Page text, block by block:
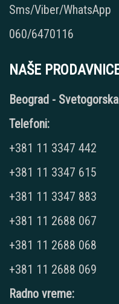
Sms/Viber/WhatsApp
060/6470116
NAŠE
Beograd -
Telefoni:
+381 11 3347 442
+381 11 3347 615
+381 11 3347 883
+381 11 2688 067
+381 11 2688 068
+381 11 2688 069
Radno vreme: